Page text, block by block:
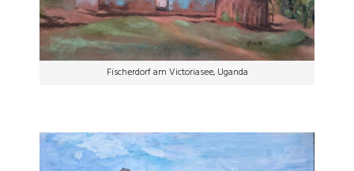
Fischerdorf am Victoriasee, Uganda